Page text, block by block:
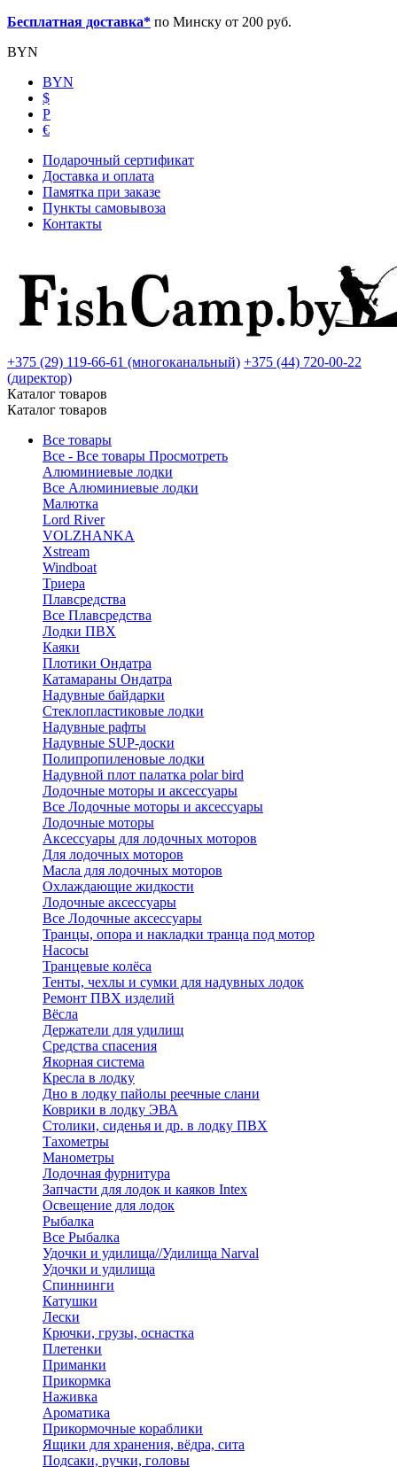
Бесплатная доставка* по Минску от 200 руб.
BYN
BYN
$
Р
€
Подарочный сертификат
Доставка и оплата
Памятка при заказе
Пункты самовывоза
Контакты
+375 (29) 119-66-61 (многоканальный) +375 (44) 720-00-22
(директор)
Каталог товаров
Каталог товаров
Все товары
Все - Все товары Просмотреть
Алюминиевые лодки
Все Алюминиевые лодки
Малютка
Lord River
VOLZHANKA
Xstream
Windboat
Триера
Плавсредства
Все Плавсредства
Лодки ПВХ
Каяки
Плотики Ондатра
Катамараны Ондатра
Надувные байдарки
Стеклопластиковые лодки
Надувные рафты
Надувные SUP-доски
Полипропиленовые лодки
Надувной плот палатка polar bird
Лодочные моторы и аксессуары
Все Лодочные моторы и аксессуары
Лодочные моторы
Аксессуары для лодочных моторов
Для лодочных моторов
Масла для лодочных моторов
Охлаждающие жидкости
Лодочные аксессуары
Все Лодочные аксессуары
Транцы, опора и накладки транца под мотор
Насосы
Транцевые колёса
Тенты, чехлы и сумки для надувных лодок
Ремонт ПВХ изделий
Вёсла
Держатели для удилищ
Средства спасения
Якорная система
Кресла в лодку
Дно в лодку пайолы реечные слани
Коврики в лодку ЭВА
Столики, сиденья и др. в лодку ПВХ
Тахометры
Манометры
Лодочная фурнитура
Запчасти для лодок и каяков Intex
Освещение для лодок
Рыбалка
Все Рыбалка
Удочки и удилища//Удилища Narval
Удочки и удилища
Спиннинги
Катушки
Лески
Крючки, грузы, оснастка
Плетенки
Приманки
Прикормка
Наживка
Ароматика
Прикормочные кораблики
Ящики для хранения, вёдра, сита
Подсаки, ручки, головы